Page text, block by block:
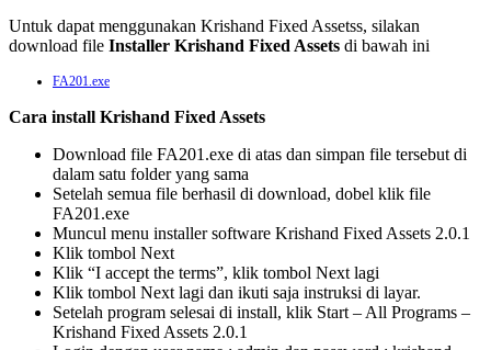
Untuk dapat menggunakan Krishand Fixed Assetss, silakan
download file Installer Krishand Fixed Assets di bawah ini
FA201.exe
Cara install Krishand Fixed Assets
Download file FA201.exe di atas dan simpan file tersebut di
dalam satu folder yang sama
Setelah semua file berhasil di download, dobel klik file
FA201.exe
Muncul menu installer software Krishand Fixed Assets 2.0.1
Klik tombol Next
Klik “I accept the terms”, klik tombol Next lagi
Klik tombol Next lagi dan ikuti saja instruksi di layar.
Setelah program selesai di install, klik Start – All Programs –
Krishand Fixed Assets 2.0.1